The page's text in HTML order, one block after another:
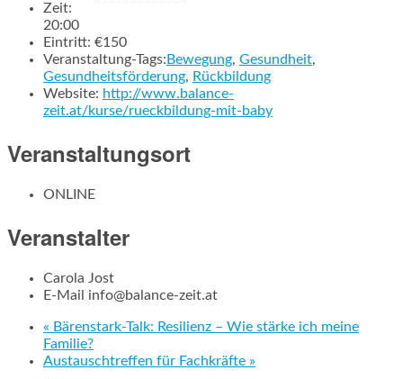
Zeit:
20:00
Eintritt: €150
Veranstaltung-Tags: Bewegung, Gesundheit,
Gesundheitsförderung, Rückbildung
Website: http://www.balance-
zeit.at/kurse/rueckbildung-mit-baby
Veranstaltungsort
ONLINE
Veranstalter
Carola Jost
E-Mail info@balance-zeit.at
« Bärenstark-Talk: Resilienz – Wie stärke ich meine
Familie?
Austauschtreffen für Fachkräfte »